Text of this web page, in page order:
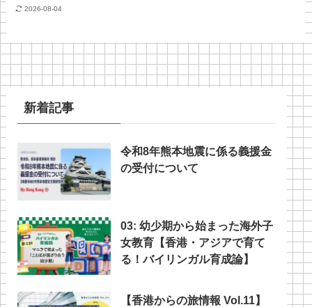
2026-08-04
新着記事
令和8年熊本地震に係る義援金
の受付について
03: 幼少期から始まった海外子
女教育【香港・アジアで育て
る！バイリンガル育成論】
【香港からの旅情報 Vol.11】